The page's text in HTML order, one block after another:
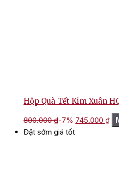
Hộp Quà Tết Kim Xuân
800.000₫-7% Giá
gốc
745.000 ₫
Đặt sớm giá tốt